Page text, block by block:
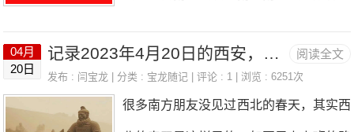
询等领域都有了更为明确的定位和保障。
的杰作，令人陶醉。洛阳牡丹花的盛开
期，也是洛阳最为热闹的时候。牡丹花会
期间，洛阳城内外弥漫着浓郁的花香，吸
言地藏菩萨至三世如来同赞叹 十方菩
阅读全文
04月
20日
记录2023年4月20日的西安，大西北的尘土让人自我陶醉
发布 : 闫宝龙 | 分类 : 宝龙随记 | 评论 : 1 | 浏览 : 6251次
很多南方朋友没见过西北的春天，其实西